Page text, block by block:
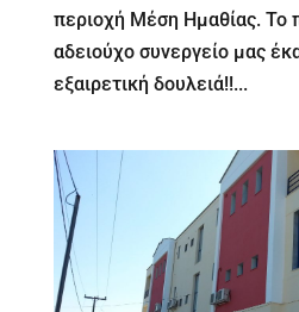
περιοχή Μέση Ημαθίας. Το
αδειούχο συνεργείο μας
εξαιρετική δουλειά!!...